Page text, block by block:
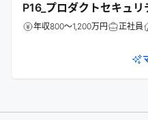
P16_プロダクトセキュ
年収800～1,200万円 正社員